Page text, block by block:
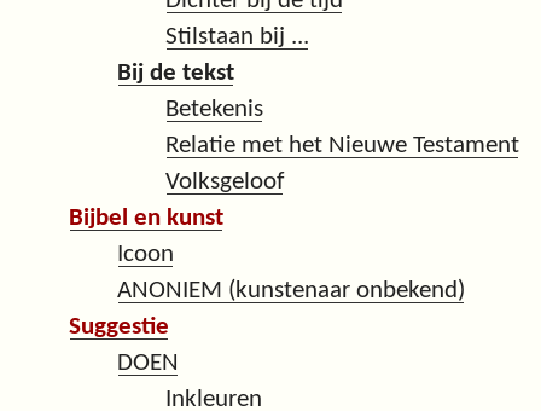
Stilstaan bij ...
Bij de tekst
Betekenis
Relatie met het Nieuwe Testament
Volksgeloof
Bijbel en kunst
Icoon
ANONIEM (kunstenaar onbekend)
Suggestie
DOEN
Inkleuren